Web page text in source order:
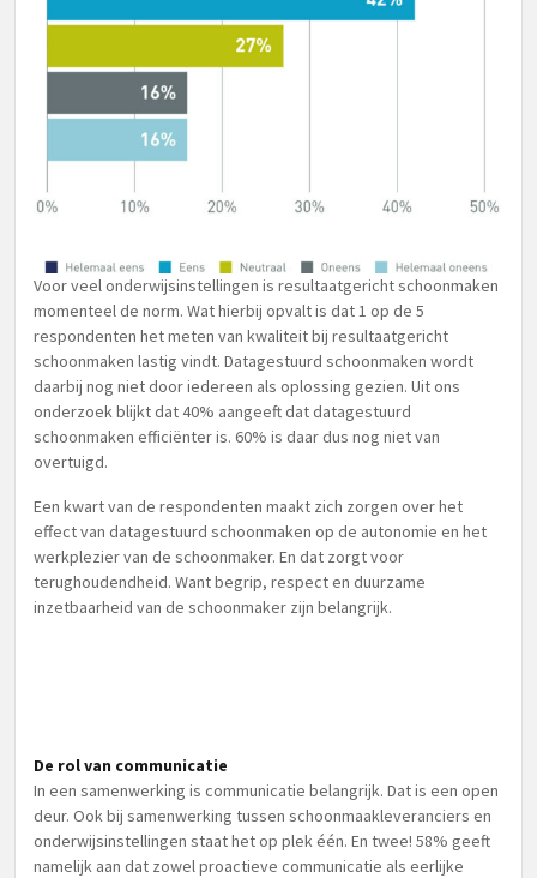
Voor veel onderwijsinstellingen is resultaatgericht schoonmaken
momenteel de norm. Wat hierbij opvalt is dat 1 op de 5
respondenten het meten van kwaliteit bij resultaatgericht
schoonmaken lastig vindt. Datagestuurd schoonmaken wordt
daarbij nog niet door iedereen als oplossing gezien. Uit ons
onderzoek blijkt dat 40% aangeeft dat datagestuurd
schoonmaken efficiënter is. 60% is daar dus nog niet van
overtuigd.
Een kwart van de respondenten maakt zich zorgen over het
effect van datagestuurd schoonmaken op de autonomie en het
werkplezier van de schoonmaker. En dat zorgt voor
terughoudendheid. Want begrip, respect en duurzame
inzetbaarheid van de schoonmaker zijn belangrijk.
De rol van communicatie
In een samenwerking is communicatie belangrijk. Dat is een open
deur. Ook bij samenwerking tussen schoonmaakleveranciers en
onderwijsinstellingen staat het op plek één. En twee! 58% geeft
namelijk aan dat zowel proactieve communicatie als eerlijke